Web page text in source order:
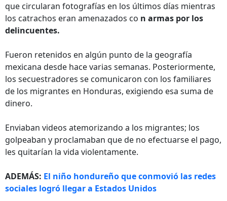
que circularan fotografías en los últimos días mientras
los catrachos eran amenazados co n armas por los
delincuentes.
Fueron retenidos en algún punto de la geografía
mexicana desde hace varias semanas. Posteriormente,
los secuestradores se comunicaron con los familiares
de los migrantes en Honduras, exigiendo esa suma de
dinero.
Enviaban videos atemorizando a los migrantes; los
golpeaban y proclamaban que de no efectuarse el pago,
les quitarían la vida violentamente.
ADEMÁS: El niño hondureño que conmovió las redes
sociales logró llegar a Estados Unidos